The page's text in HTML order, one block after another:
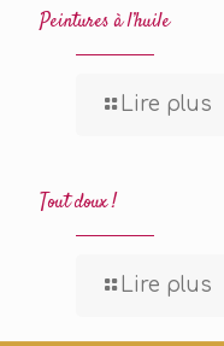
Peintures à l’huile
Lire plus
Tout doux !
Lire plus